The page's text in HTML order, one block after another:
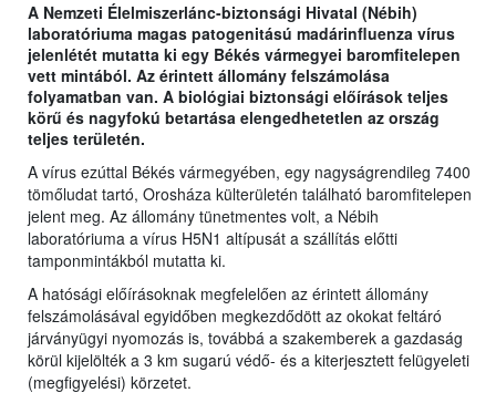
A Nemzeti Élelmiszerlánc-biztonsági Hivatal (Nébih)
laboratóriuma magas patogenitású madárinfluenza vírus
jelenlétét mutatta ki egy Békés vármegyei baromfitelepen
vett mintából. Az érintett állomány felszámolása
folyamatban van. A biológiai biztonsági előírások teljes
körű és nagyfokú betartása elengedhetetlen az ország
teljes területén.
A vírus ezúttal Békés vármegyében, egy nagyságrendileg 7400
tömőludat tartó, Orosháza külterületén található baromfitelepen
jelent meg. Az állomány tünetmentes volt, a Nébih
laboratóriuma a vírus H5N1 altípusát a szállítás előtti
tamponmintákból mutatta ki.
A hatósági előírásoknak megfelelően az érintett állomány
felszámolásával egyidőben megkezdődött az okokat feltáró
járványügyi nyomozás is, továbbá a szakemberek a gazdaság
körül kijelölték a 3 km sugarú védő- és a kiterjesztett felügyeleti
(megfigyelési) körzetet.